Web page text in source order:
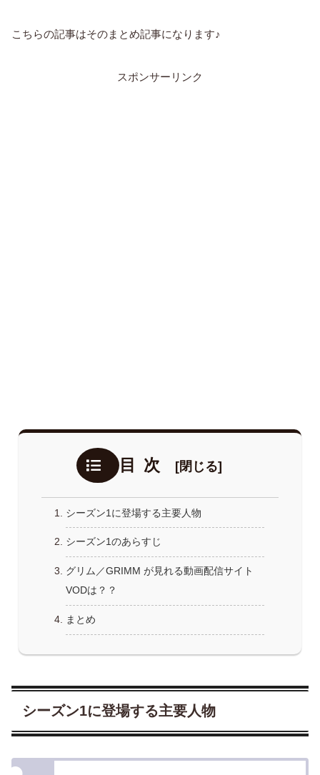
こちらの記事はそのまとめ記事になります♪
スポンサーリンク
目次
シーズン1に登場する主要人物
シーズン1のあらすじ
グリム／GRIMM が見れる動画配信サイト
VODは？？
まとめ
シーズン1に登場する主要人物